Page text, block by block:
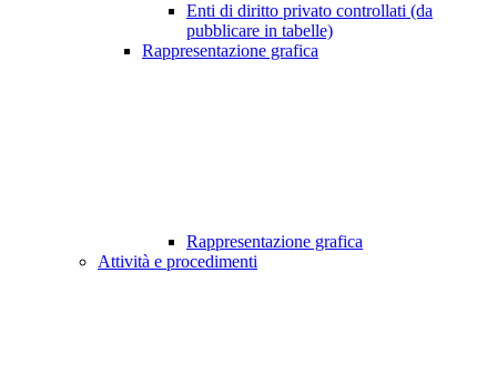
Enti di diritto privato controllati (da
pubblicare in tabelle)
Rappresentazione grafica
Rappresentazione grafica
Attività e procedimenti